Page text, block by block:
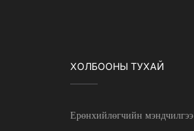
ХОЛБООНЫ ТУХАЙ
Ерөнхийлөгчийн мэндчилгээ